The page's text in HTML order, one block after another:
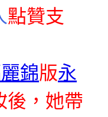
點贊支
錦版永
後，她帶